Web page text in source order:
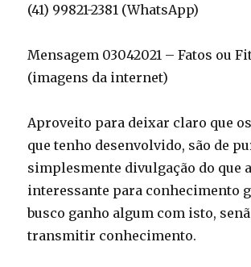
(41) 99821-2381 (WhatsApp)
Mensagem 03042021 – Fatos ou
(imagens da internet)
Aproveito para deixar claro que
que tenho desenvolvido, são de
simplesmente divulgação do que
interessante para conhecimento
busco ganho algum com isto,
transmitir conhecimento.